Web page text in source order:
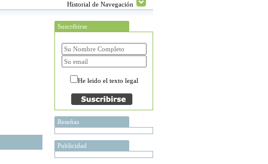
Historial de Navegación
Suscribirse
He leido el texto legal
Reseñas
Publicidad